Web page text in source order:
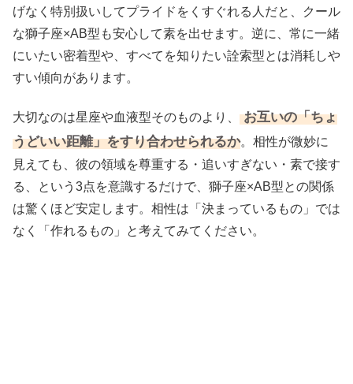
げなく特別扱いしてプライドをくすぐれる人だと、クール
な獅子座×AB型も安心して素を出せます。逆に、常に一緒
にいたい密着型や、すべてを知りたい詮索型とは消耗しや
すい傾向があります。
大切なのは星座や血液型そのものより、
お互いの「ちょ
うどいい距離」をすり合わせられるか。相性が微妙に
見えても、彼の領域を尊重する・追いすぎない・素で接す
る、という3点を意識するだけで、獅子座×AB型との関係
は驚くほど安定します。相性は「決まっているもの」では
なく「作れるもの」と考えてみてください。